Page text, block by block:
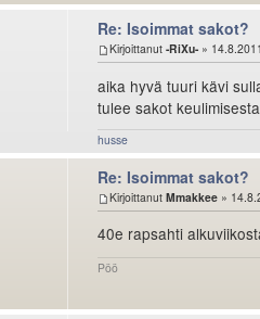
Re: Isoimmat sakot?
Kirjoittanut -RiXu-»
aika hyvä tuuri kävi
tulee sakot
husse
Re: Isoimmat sakot?
Kirjoittanut Mmakkee»
40e rapsahti
Pöö